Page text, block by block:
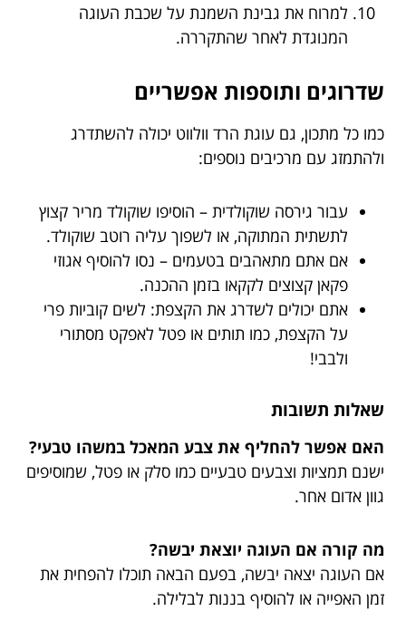
למרוח את גבינת השמנת על שכבת העוגה
המנוגדת לאחר שהתקררה.
שדרוגים ותוספות אפשריים
כמו כל מתכון, גם עוגת הרד וולווט יכולה להשתדרג
ולהתמזג עם מרכיבים נוספים:
עבור גירסה שוקולדית – הוסיפו שוקולד מריר קצוץ
לתשתית המתוקה, או לשפוך עליה רוטב שוקולד.
אם אתם מתאהבים בטעמים – נסו להוסיף אגוזי
פקאן קצוצים לקקאו בזמן ההכנה.
אתם יכולים לשדרג את הקצפת: לשים קוביות פרי
על הקצפת, כמו תותים או פטל לאפקט מסתורי
ולבבי!
שאלות תשובות
האם אפשר להחליף את צבע המאכל במשהו טבעי?
ישנם תמציות וצבעים טבעיים כמו סלק או פטל, שמוסיפים
גוון אדום אחר.
מה קורה אם העוגה יוצאת יבשה?
אם העוגה יצאה יבשה, בפעם הבאה תוכלו להפחית את
זמן האפייה או להוסיף בננות לבלילה.